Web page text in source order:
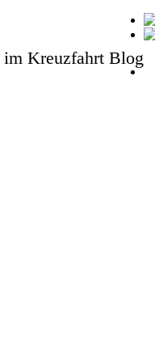
Kreuzfahrt Blog